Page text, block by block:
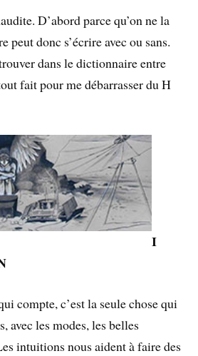
D’abord parce qu’on ne la
peut donc s’écrire avec ou sans.
dans le dictionnaire entre
fait pour me débarrasser du H
I
compte, c’est la seule chose qui
avec les modes, les belles
intuitions nous aident à faire des